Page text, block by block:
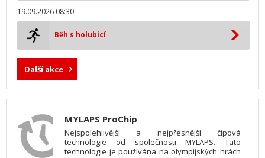
19.09.2026 08:30
Běh s holubicí
Další akce
MYLAPS ProChip
Nejspolehlivější a nejpřesnější čipová
technologie od společnosti MYLAPS. Tato
technologie je používána na olympijských hrách